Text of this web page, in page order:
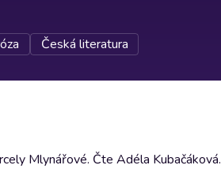
Česká literatura
Mlynářové. Čte Adéla Kubačáková.